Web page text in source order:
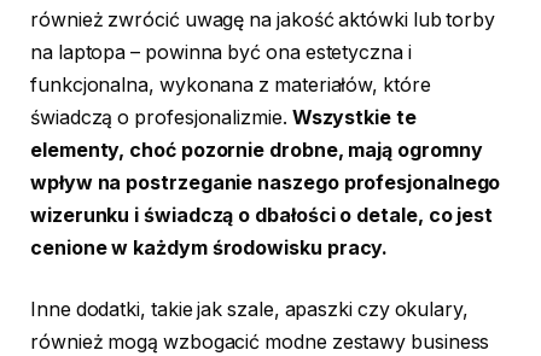
również zwrócić uwagę na jakość aktówki lub torby
na laptopa – powinna być ona estetyczna i
funkcjonalna, wykonana z materiałów, które
świadczą o profesjonalizmie. Wszystkie te
elementy, choć pozornie drobne, mają ogromny
wpływ na postrzeganie naszego profesjonalnego
wizerunku i świadczą o dbałości o detale, co jest
cenione w każdym środowisku pracy.
Inne dodatki, takie jak szale, apaszki czy okulary,
również mogą wzbogacić modne zestawy business